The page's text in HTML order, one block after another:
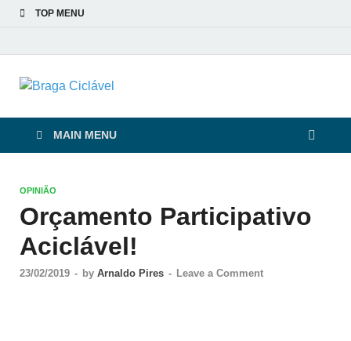
TOP MENU
Braga Ciclável
MAIN MENU
OPINIÃO
Orçamento Participativo
Aciclável!
23/02/2019 - by Arnaldo Pires - Leave a Comment